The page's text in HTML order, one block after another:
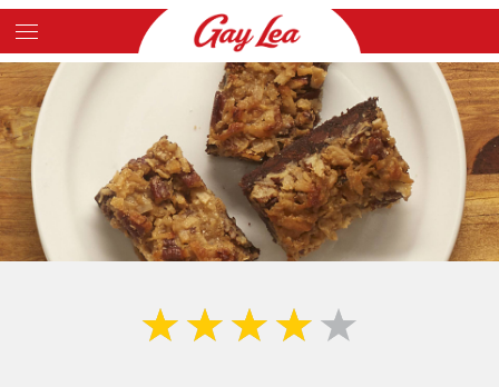
Skip
to
main
content
Main
Content